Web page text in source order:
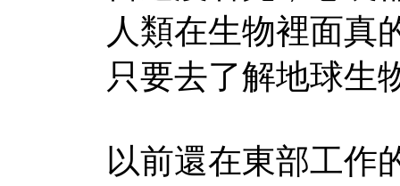
人類在生物裡面真
只要去了解地球生
以前還在東部工作